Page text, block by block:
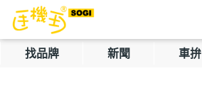
找品牌 新聞 車拚